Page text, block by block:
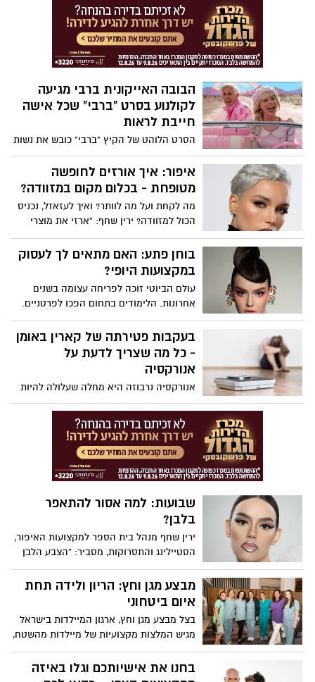
הבובה האייקונית ברבי מגיעה
לקולנוע בסרט "ברבי" שכל אישה
חייבת לראות
הסרט הלוהט של הקיץ "ברבי" כובש את נשות
ישראל - "ברבי" הוא
סרט קומדיית-פנטזיה אמריקאית שבוים על
ידי גרטה גרוויג על פי תסריט שכתבה עם
רובי וראיין גוסלינג בדמויותיהם של ברבי וקן,
שיוצאים למסע של גילוי-עצמי לאחר שגורשו
שחקנים הכולל את אמריקה פררה, קייט
מקינון, איסה ריי, ריאה פרלמן, וויל פרל.
איפור: איך אורזים לחופשה
מטופחת - בכלום מקום במזוודה?
מה לקחת ועל מה לוותר? ואיך לעזאזל, נכניס
הכול למזוודה? ירין שחף: "ארזי את מוצרי
האיפור שבהם את משתמשת ולא את אלה
שהיית רוצה לנסות. נצלי דוגמיות ומוצרים,
שיכולים לשמש לכמה פונקציות - בו זמנית,
ואל תשכחי שמדינות רבות לא מרשות להכניס
לתחומן מוצרים נוזליים בקבוקים". כך תעשי
זאת נכון:
בוחן פתע: האם מתאים לך לעסוק
במקצועות היופי?
עולם הביוטי זוכה לפריחה עצומה בשנים
אחרונות. הלימודים בתחום הפכו לפרטניים.
הקורסים וההשתלמויות מוצעים במגוון רחב
של אפשריות, ומיועדים לאלה המבקשים
להפוך את התחביב או החוש האסתטי –
לקריירה כעצמאי או כשכיר. ירין שחף, מנהל
בית הספר למקצועות האיפור, הסטיילינג
והתסרוקות, עם בוחן התאמה:
בעקבות פטירתה של קארין באומן
- כל מה שצריך לדעת על
אנורקסיה
אנורקסיה נרבוזה היא מחלה שעלולה להיות
מסכנת חיים, המאופיינת ברצון פתולוגי קיצוני
להפחית במשקל ובהתעסקות כפייתית
באכילה ובדימוי הגוף. בעבר, נהוג היה לקטלג
אותה כמחלה שמקורה נפשי, עם נטייה גנטית.
אולם מחקרים עדכניים מעידים, כי יתכן
שישנם גם גורמים פיזיים ומטאבוליים
מסוימים דווקא ולא אצל אחרים.
שבועות: למה אסור להתאפר
בלבן?
ירין שחף מנהל בית הספר למקצועות האיפור,
הסטיילינג והתסרוקות, מסביר: "הצבע הלבן
מזוהה יותר מכל עם חג השבועות.
מבצע מגן וחץ: הריון ולידה תחת
איום ביטחוני
בצל מבצע מגן וחץ, ארגון המיילדות בישראל
מגיש המלצות מקצועיות של מיילדות מהשטח,
שיאפשרו לנשים בהריון ולאחר לידה להפחית
מתח ולחץ במהלך הימים המאתגרים של
האיום הביטחוני. בארגון המייצג את 1,400
בחנו את אישיותכם וגלו באיזה